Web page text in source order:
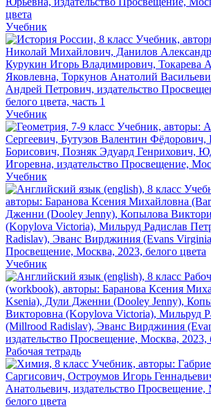
Учебник
Учебник
Учебник
Учебник
Рабочая тетрадь